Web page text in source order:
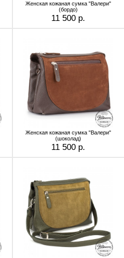
Женская кожаная сумка "Валери"
(бордо)
11 500 р.
Женская кожаная сумка "Валери"
(шоколад)
11 500 р.